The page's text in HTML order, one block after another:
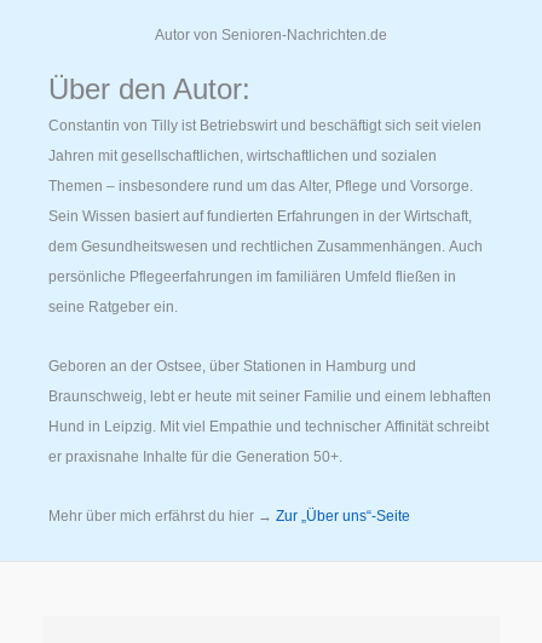
Autor von Senioren-Nachrichten.de
Über den Autor:
Constantin von Tilly ist Betriebswirt und beschäftigt sich seit vielen
Jahren mit gesellschaftlichen, wirtschaftlichen und sozialen
Themen – insbesondere rund um das Alter, Pflege und Vorsorge.
Sein Wissen basiert auf fundierten Erfahrungen in der Wirtschaft,
dem Gesundheitswesen und rechtlichen Zusammenhängen. Auch
persönliche Pflegeerfahrungen im familiären Umfeld fließen in
seine Ratgeber ein.
Geboren an der Ostsee, über Stationen in Hamburg und
Braunschweig, lebt er heute mit seiner Familie und einem lebhaften
Hund in Leipzig. Mit viel Empathie und technischer Affinität schreibt
er praxisnahe Inhalte für die Generation 50+.
Mehr über mich erfährst du hier → Zur „Über uns“-Seite